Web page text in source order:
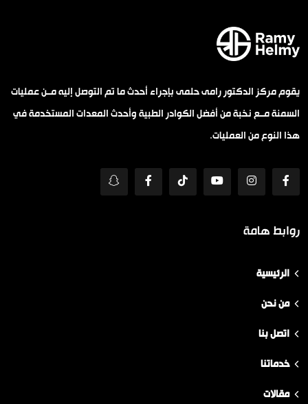
يقوم مركز الدكتور رامى حلمى بإجراء أحدث ما تم التوصل إليه مــن عمليات
السمنة مــع نخبة من أفضل الكوادر الطبية وأحدث المعدات المستخدمة في
هذا النوع من العمليات.
روابط هامة
الرئيسية
من نحن
اتصل بنا
خدماتنا
مقالات